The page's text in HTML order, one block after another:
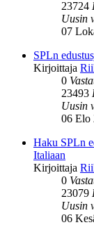
23724
Uusin
07
SPLn
Kirjoittaja
0
23493
Uusin
06 Elo
Haku SPLn
Italiaan
Kirjoittaja
0
23079
Uusin
06